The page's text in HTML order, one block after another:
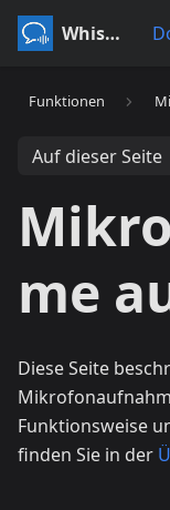
Whisperr
Funktionen
Auf dieser Seite
me
Diese Seite
Funktionsweise
finden Sie in der